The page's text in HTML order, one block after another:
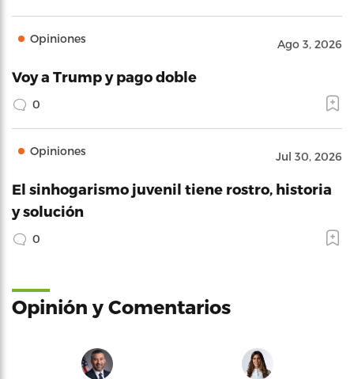
Opiniones Ago 3, 2026
Voy a Trump y pago doble
0
Opiniones Jul 30, 2026
El sinhogarismo juvenil tiene rostro, historia
y solución
0
Opinión y Comentarios